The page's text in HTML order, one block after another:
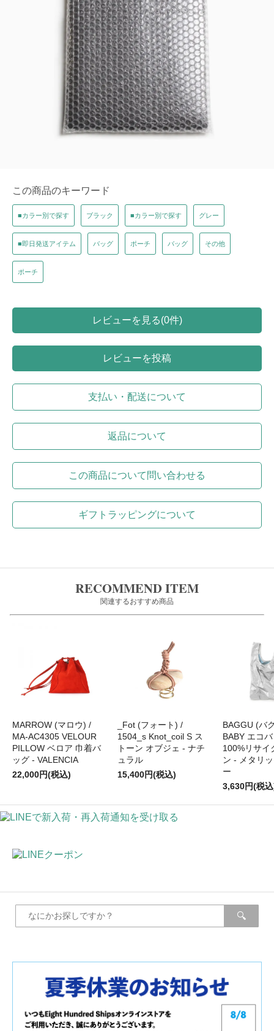
この商品のキーワード
■カラー別で探す ブラック ■カラー別で探す グレー
■即日発送アイテム バッグ ポーチ バッグ その他
ポーチ
レビューを見る(0件)
レビューを投稿
支払い・配送について
返品について
この商品について問い合わせる
ギフトラッピングについて
RECOMMEND ITEM
関連するおすすめ商品
MARROW (マロウ) /
MA-AC4305 VELOUR
PILLOW ベロア 巾着バ
ッグ - VALENCIA
22,000円(税込)
_Fot (フォート) /
1504_s Knot_coil S ス
トーン オブジェ - ナチ
ュラル
15,400円(税込)
BAGGU (バ
BABY エコ
100%リサイ
ン - メタリ
ー
3,630円(税